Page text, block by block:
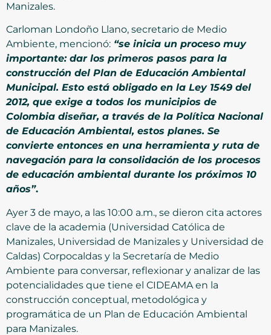
Manizales.
Carloman Londoño Llano, secretario de Medio
Ambiente, mencionó: “se inicia un proceso muy
importante: dar los primeros pasos para la
construcción del Plan de Educación Ambiental
Municipal. Esto está obligado en la Ley 1549 del
2012, que exige a todos los municipios de
Colombia diseñar, a través de la Política Nacional
de Educación Ambiental, estos planes. Se
convierte entonces en una herramienta y ruta de
navegación para la consolidación de los procesos
de educación ambiental durante los próximos 10
años”.
Ayer 3 de mayo, a las 10:00 a.m., se dieron cita actores
clave de la academia (Universidad Católica de
Manizales, Universidad de Manizales y Universidad de
Caldas) Corpocaldas y la Secretaría de Medio
Ambiente para conversar, reflexionar y analizar de las
potencialidades que tiene el CIDEAMA en la
construcción conceptual, metodológica y
programática de un Plan de Educación Ambiental
para Manizales.